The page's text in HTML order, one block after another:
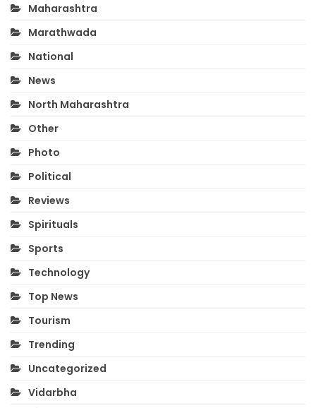
Maharashtra
Marathwada
National
News
North Maharashtra
Other
Photo
Political
Reviews
Spirituals
Sports
Technology
Top News
Tourism
Trending
Uncategorized
Vidarbha